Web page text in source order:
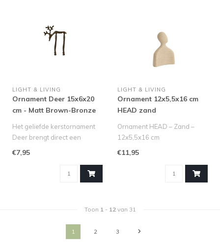
LIGHT & LIVING
Ornament Deer 15x6x20
cm - Matt Brown-Bronze
Het geliefde kerstornament
Deer brengt direct een
€7,95
LIGHT & LIVING
Ornament 12x5,5x16 cm
HEAD zand
Ornament HEAD – Zand –
12x5,5x16 cm
€11,95
Toon 1- 12van 31
1 2 3